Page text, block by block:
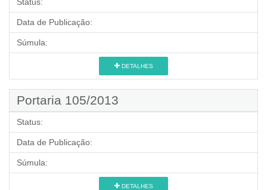
Data de Publicação:
Súmula:
DETALHES
Portaria 105/2013
Status:
Data de Publicação:
Súmula:
DETALHES